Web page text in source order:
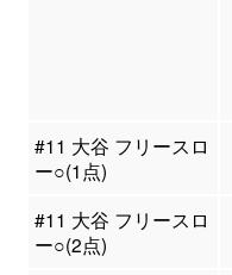
#11 大谷 フリースロ
ー○(1点)
#11 大谷 フリースロ
ー○(2点)